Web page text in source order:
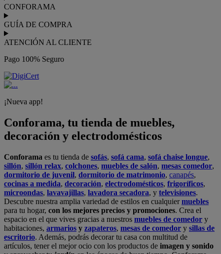
CONFORAMA
GUÍA DE COMPRA
ATENCIÓN AL CLIENTE
Pago 100% Seguro
¡Nueva app!
Conforama, tu tienda de muebles,
decoración y electrodomésticos
Conforama es tu tienda de sofás, sofá cama, sofá chaise longue,
sillón, sillón relax, colchones, muebles de salón, mesas comedor,
dormitorio de juvenil, dormitorio de matrimonio, canapés,
cocinas a medida, decoración, electrodomésticos, frigoríficos,
microondas, lavavajillas, lavadora secadora, y televisiones.
Descubre nuestra amplia variedad de estilos en cualquiermuebles
para tu hogar, con los mejores precios y promociones. Crea el
espacio en el que vives gracias a nuestros muebles de comedor y
habitaciones, armarios y zapateros, mesas de comedor y sillas de
escritorio. Además, podrás decorar tu casa con multitud de
artículos, tener el mejor ocio con los productos de imagen y sonido